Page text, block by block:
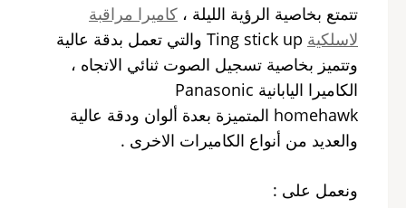
تتمتع بخاصية الرؤية الليلة ، كاميرا مراقبة
لاسلكية
Ting stick up والتي تعمل بدقة عالية
وتتميز بخاصية تسجيل الصوت ثنائي الاتجاه ،
الكاميرا اليابانية Panasonic
homehawk المتميزة بعدة ألوان ودقة عالية
والعديد من أنواع الكاميرات الاخرى .
ونعمل على :